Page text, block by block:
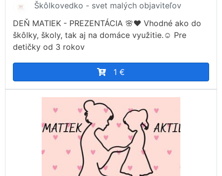
Škôlkovedko - svet malých objaviteľov
DEŇ MATIEK - PREZENTÁCIA 🌸❤️ Vhodné ako do
škôlky, školy, tak aj na domáce využitie.☺️ Pre
detičky od 3 rokov
1 €